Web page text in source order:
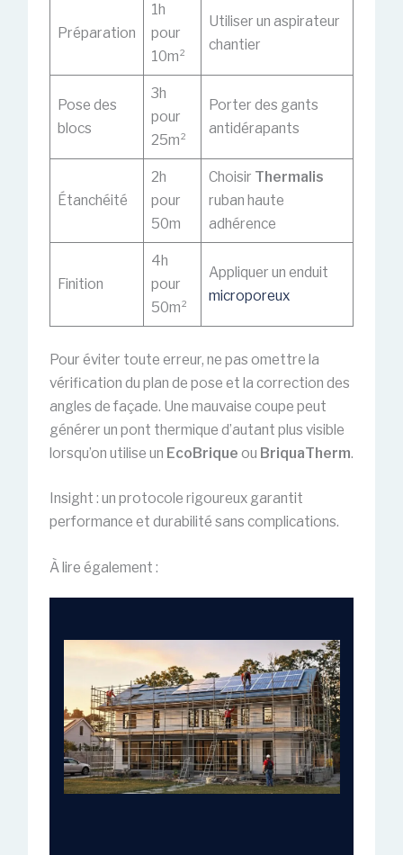
Préparation
1h
pour
10m²
Utiliser un aspirateur
chantier
Pose des
blocs
3h
pour
25m²
Porter des gants
antidérapants
Étanchéité
2h
pour
50m
Choisir Thermalis
ruban haute
adhérence
Finition
4h
pour
50m²
Appliquer un enduit
microporeux
Pour éviter toute erreur, ne pas omettre la
vérification du plan de pose et la correction des
angles de façade. Une mauvaise coupe peut
générer un pont thermique d’autant plus visible
lorsqu’on utilise un EcoBrique ou BriquaTherm.
Insight : un protocole rigoureux garantit
performance et durabilité sans complications.
À lire également :